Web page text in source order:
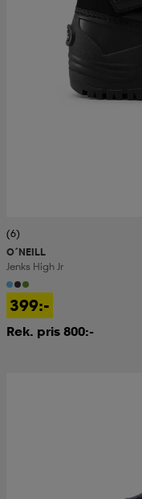
(6)
O´NEILL
Jenks High Jr
399:-
Rek. pris 800:-